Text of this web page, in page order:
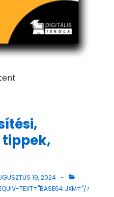
19, 2024
TEXT="BASE64:JXM="/>